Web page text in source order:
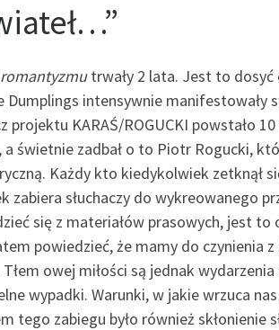
trwały 2 lata. Jest to dosyć
intensywnie manifestowały
projektu KARAŚ/ROGUCKI powstało
świetnie zadbał o to Piotr Rogucki,
Każdy kto kiedykolwiek zetknął
zabiera słuchaczy do wykreowanego
się z materiałów prasowych, jest to
powiedzieć, że mamy do czynienia
owej miłości są jednak
wypadki. Warunki, w jakie wrzuca
tego zabiegu było również skłonienie